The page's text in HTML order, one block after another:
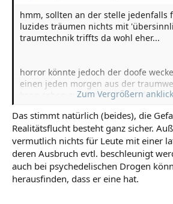
hmm, sollten an der stelle jedenfalls
luzides träumen nichts mit
traumtechnik triffts da wohl eher...
horror könnte jedoch der doofe
einen jeden morgen aus der
kann schon zu einer art sucht
Zum Vergrößern
Das stimmt natürlich (beides), die
Realitätsflucht besteht ganz sicher.
vermutlich nichts für Leute mit einer
deren Ausbruch evtl. beschleunigt
auch bei psychedelischen Drogen
herausfinden, dass er eine hat.